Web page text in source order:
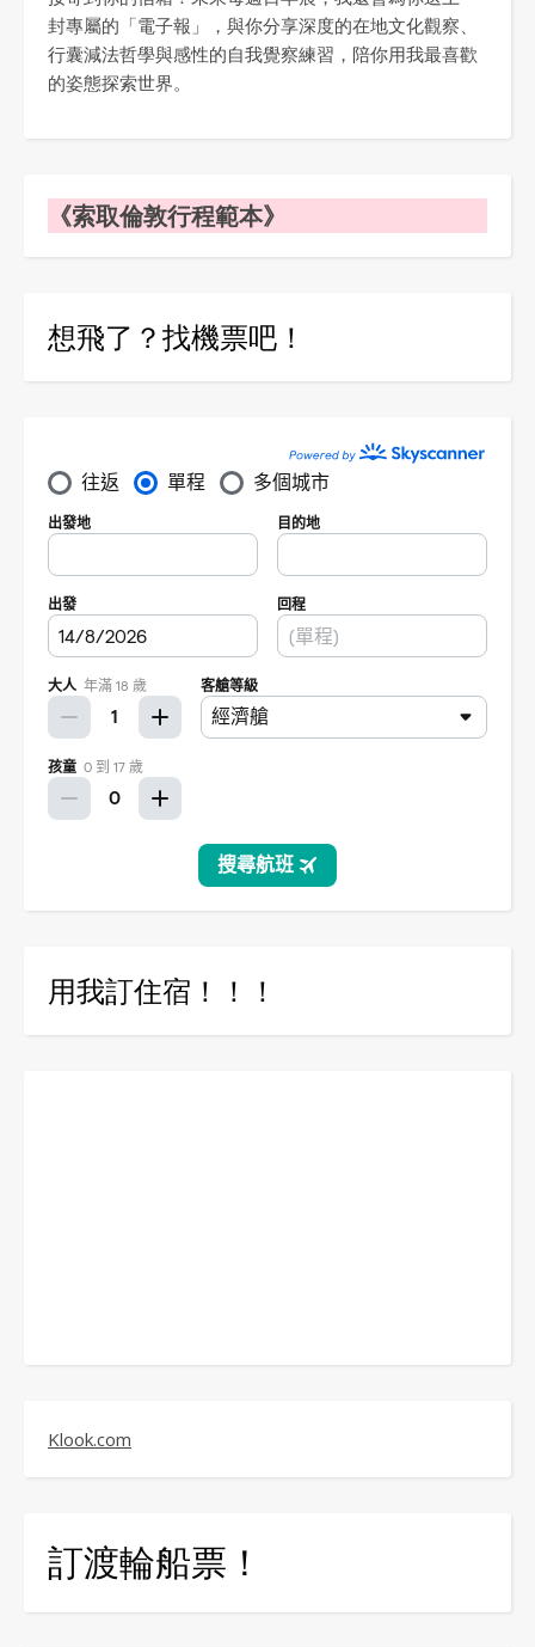
封專屬的「電子報」，與你分享深度的在地文化觀察、
行囊減法哲學與感性的自我覺察練習，陪你用我最喜歡
的姿態探索世界。
《索取倫敦行程範本》
想飛了？找機票吧！
用我訂住宿！！！
Klook.com
訂渡輪船票！